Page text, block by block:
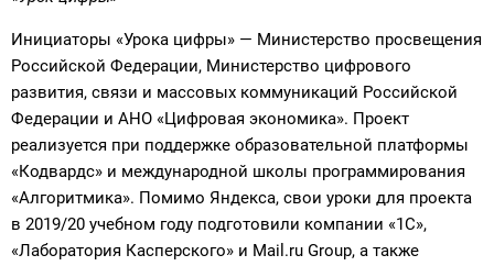
Инициаторы «Урока цифры» — Министерство просвещения
Российской Федерации, Министерство цифрового
развития, связи и массовых коммуникаций Российской
Федерации и АНО «Цифровая экономика». Проект
реализуется при поддержке образовательной платформы
«Кодвардс» и международной школы программирования
«Алгоритмика». Помимо Яндекса, свои уроки для проекта
в 2019/20 учебном году подготовили компании «1C»,
«Лаборатория Касперского» и Mail.ru Group, а также